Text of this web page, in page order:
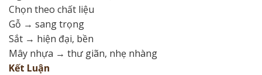
Chọn theo chất liệu
Gỗ → sang trọng
Sắt → hiện đại, bền
Mây nhựa → thư giãn, nhẹ nhàng
Kết Luận